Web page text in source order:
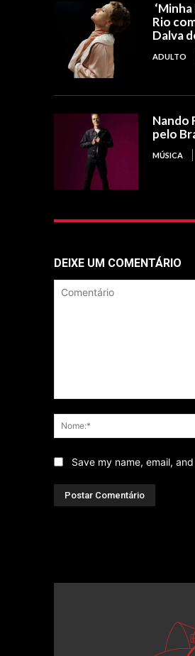
Rio
Dalva
ADULTO
Nando
pelo
MÚSICA
DEIXE UM COMENTÁRIO
Save my name, email,